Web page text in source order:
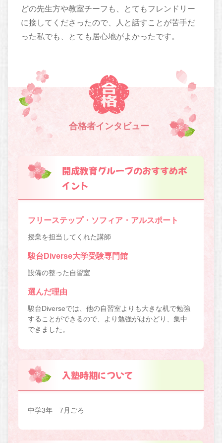
どの先生方や教室チーフも、とてもフレンドリー
に接してくださったので、人と話すことが苦手だ
った私でも、とても居心地がよかったです。
合格者インタビュー
開成教育グループのおすすめポ
イント
フリーステップ・ソフィア・アルスポート
授業を担当してくれた講師
駿台Diverse大学受験専門館
設備の整った自習室
選んだ理由
駿台Diverseでは、他の自習室よりも大きな机で勉強
することができるので、より勉強がはかどり、集中
できました。
入塾時期について
中学3年 7月ごろ